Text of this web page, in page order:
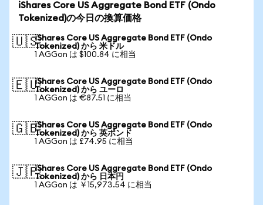
iShares Core US Aggregate Bond ETF (Ondo
Tokenized)の今日の換算価格
🇺🇸iShares Core US Aggregate Bond ETF (Ondo
Tokenized) から 米ドル
1 AGGon は $100.84 に相当
🇪🇺iShares Core US Aggregate Bond ETF (Ondo
Tokenized) から ユーロ
1 AGGon は €87.51 に相当
🇬🇧iShares Core US Aggregate Bond ETF (Ondo
Tokenized) から 英ポンド
1 AGGon は £74.95 に相当
🇯🇵iShares Core US Aggregate Bond ETF (Ondo
Tokenized) から 日本円
1 AGGon は ￥15,973.54 に相当